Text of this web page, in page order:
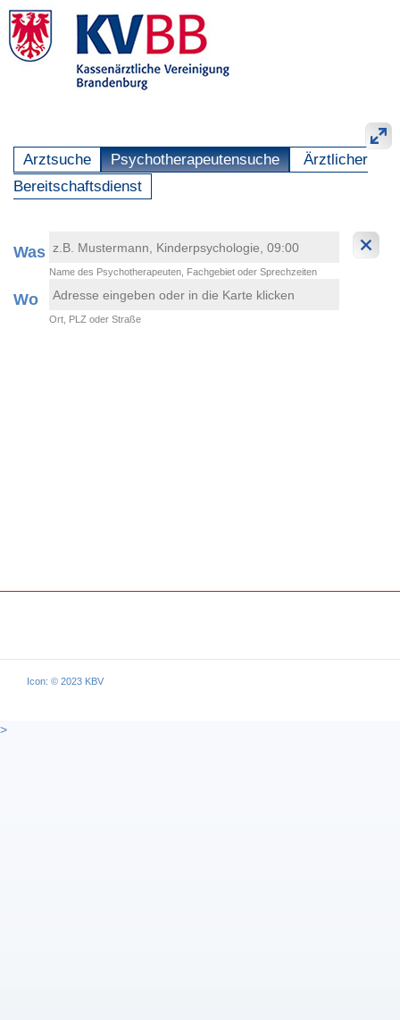
Arztsuche Psychotherapeutensuche
Ärztlicher
Bereitschaftsdienst
Was
Name des Psychotherapeuten, Fachgebiet oder Sprechzeiten
Wo
Ort, PLZ oder Straße
Icon: © 2023 KBV
>